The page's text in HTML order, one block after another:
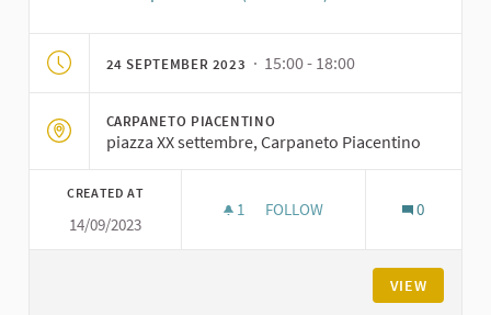
24 SEPTEMBER 2023 · 15:00 - 18:00
CARPANETO PIACENTINO
piazza XX settembre, Carpaneto Piacentino
CREATED AT
14/09/2023
1 1 FOLLOWER
FOLLOW 0
VIEW